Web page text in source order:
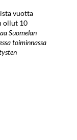
vuotta
ollut 10
Suomelan
toiminnassa